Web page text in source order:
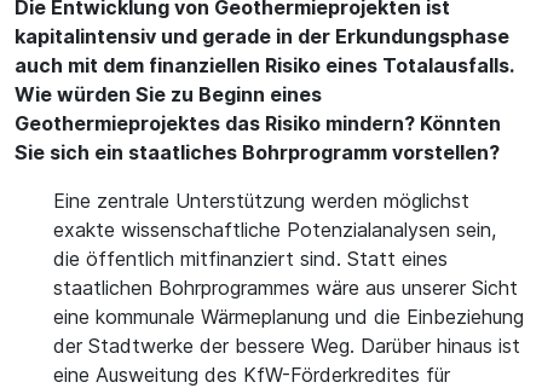
Die Entwicklung von Geothermieprojekten ist
kapitalintensiv und gerade in der Erkundungsphase
auch mit dem finanziellen Risiko eines Totalausfalls.
Wie würden Sie zu Beginn eines
Geothermieprojektes das Risiko mindern? Könnten
Sie sich ein staatliches Bohrprogramm vorstellen?
Eine zentrale Unterstützung werden möglichst
exakte wissenschaftliche Potenzialanalysen sein,
die öffentlich mitfinanziert sind. Statt eines
staatlichen Bohrprogrammes wäre aus unserer Sicht
eine kommunale Wärmeplanung und die Einbeziehung
der Stadtwerke der bessere Weg. Darüber hinaus ist
eine Ausweitung des KfW-Förderkredites für